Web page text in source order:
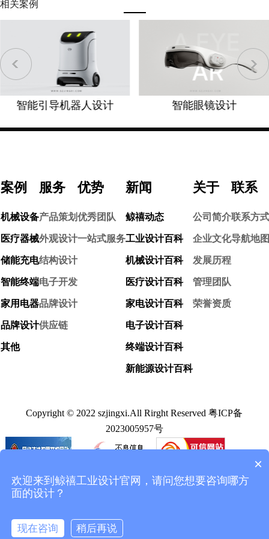
相关案例
智能引导机器人设计 ​智能眼镜设计
案例
机械设备
医疗器械
储能充电
智能终端
家用电器
品牌设计
其他
服务
产品策划
外观设计
结构设计
电子开发
品牌设计
供应链
优势
优秀团队
一站式服务
新闻
鲸禧动态
工业设计百科
机械设计百科
医疗设计百科
家电设计百科
电子设计百科
终端设计百科
新能源设计百科
关于
公司简介
企业文化
发展历程
管理团队
荣誉资质
联系
联系方式
导航地图
Copyright © 2022 szjingxi.All Rirght Reserved粤ICP备
2023005957号
×
欢迎来到鲸禧工业设计官网，请问您想要咨询哪方
面的设计？
现在咨询 稍后再说